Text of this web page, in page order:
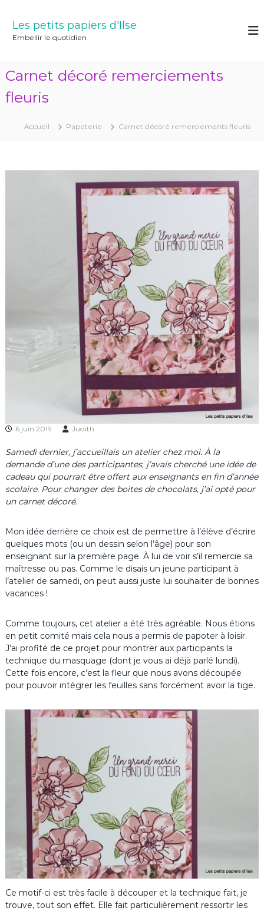
Les petits papiers d'Ilse
Embellir le quotidien
Carnet décoré remerciements
fleuris
Accueil Papeterie Carnet décoré remerciements fleuris
6 juin 2019 Judith
Samedi dernier, j’accueillais un atelier chez moi. À la
demande d’une des participantes, j’avais cherché une idée de
cadeau qui pourrait être offert aux enseignants en fin d’année
scolaire. Pour changer des boites de chocolats, j’ai opté pour
un carnet décoré.
Mon idée derrière ce choix est de permettre à l’élève d’écrire
quelques mots (ou un dessin selon l’âge) pour son
enseignant sur la première page. À lui de voir s’il remercie sa
maîtresse ou pas. Comme le disais un jeune participant à
l’atelier de samedi, on peut aussi juste lui souhaiter de bonnes
vacances !
Comme toujours, cet atelier a été très agréable. Nous étions
en petit comité mais cela nous a permis de papoter à loisir.
J’ai profité de ce projet pour montrer aux participants la
technique du masquage (dont je vous ai déjà parlé lundi).
Cette fois encore, c’est la fleur que nous avons découpée
pour pouvoir intégrer les feuilles sans forcément avoir la tige.
Ce motif-ci est très facile à découper et la technique fait, je
trouve, tout son effet. Elle fait particulièrement ressortir les